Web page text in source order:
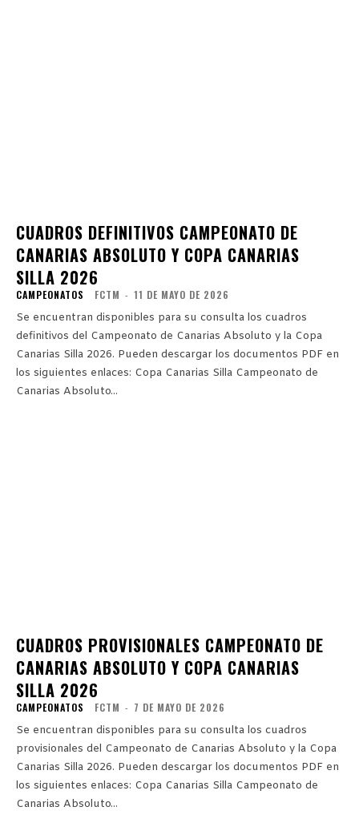
CUADROS DEFINITIVOS CAMPEONATO DE
CANARIAS ABSOLUTO Y COPA CANARIAS
SILLA 2026
CAMPEONATOS FCTM - 11 DE MAYO DE 2026
Se encuentran disponibles para su consulta los cuadros
definitivos del Campeonato de Canarias Absoluto y la Copa
Canarias Silla 2026. Pueden descargar los documentos PDF en
los siguientes enlaces: Copa Canarias Silla Campeonato de
Canarias Absoluto...
CUADROS PROVISIONALES CAMPEONATO DE
CANARIAS ABSOLUTO Y COPA CANARIAS
SILLA 2026
CAMPEONATOS FCTM - 7 DE MAYO DE 2026
Se encuentran disponibles para su consulta los cuadros
provisionales del Campeonato de Canarias Absoluto y la Copa
Canarias Silla 2026. Pueden descargar los documentos PDF en
los siguientes enlaces: Copa Canarias Silla Campeonato de
Canarias Absoluto...